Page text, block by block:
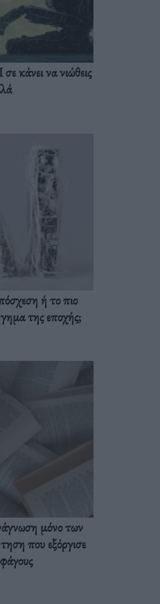
κάνει να νιώθεις
ή το πιο
της εποχής;
μόνο των
που εξόργισε